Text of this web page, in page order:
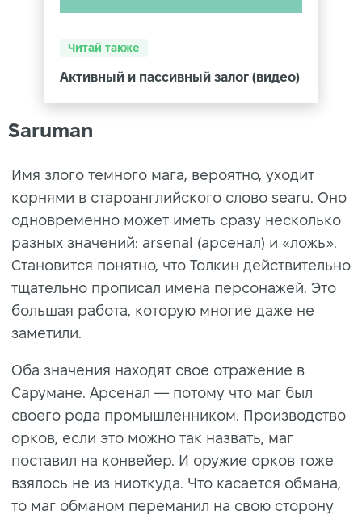
Читай также
Активный и пассивный залог (видео)
Saruman
Имя злого темного мага, вероятно, уходит
корнями в староанглийского слово searu. Оно
одновременно может иметь сразу несколько
разных значений: arsenal (арсенал) и «ложь».
Становится понятно, что Толкин действительно
тщательно прописал имена персонажей. Это
большая работа, которую многие даже не
заметили.
Оба значения находят свое отражение в
Сарумане. Арсенал — потому что маг был
своего рода промышленником. Производство
орков, если это можно так назвать, маг
поставил на конвейер. И оружие орков тоже
взялось не из ниоткуда. Что касается обмана,
то маг обманом переманил на свою сторону